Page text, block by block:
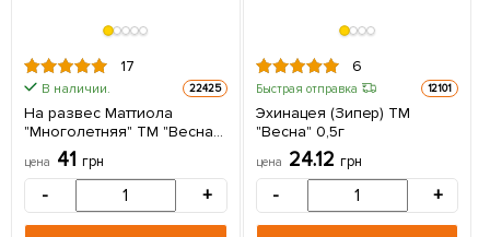
17
В наличии. 22425
На развес Маттиола
"Многолетняя" ТМ "Весна"
цена за 8г
цена 41 грн
- +
6
Быстрая отправка 12101
Эхинацея (Зипер) ТМ
"Весна" 0,5г
цена 24.12 грн
- +